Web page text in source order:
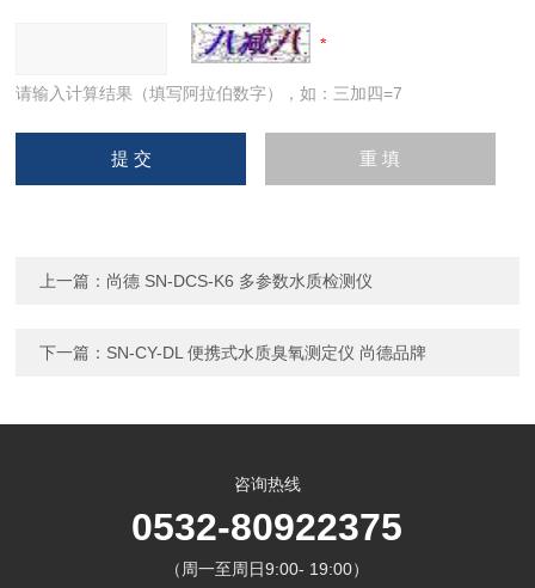
请输入计算结果（填写阿拉伯数字），如：三加四=7
上一篇： 尚德 SN-DCS-K6 多参数水质检测仪
下一篇： SN-CY-DL 便携式水质臭氧测定仪 尚德品牌
咨询热线
0532-80922375
（周一至周日9:00- 19:00）